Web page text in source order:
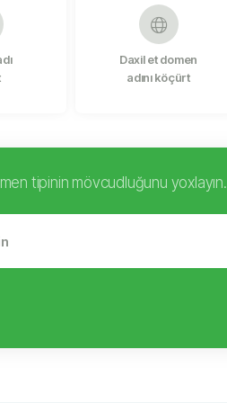
Daxil et domen
adını köçürt
tipinin mövcudluğunu yoxlayın.